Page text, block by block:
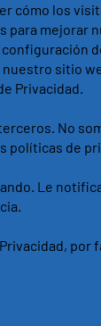
cómo los
para mejorar
sitio
Privacidad.
No
políticas de
Le
por